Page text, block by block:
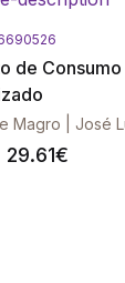
de Consumo
29.61€